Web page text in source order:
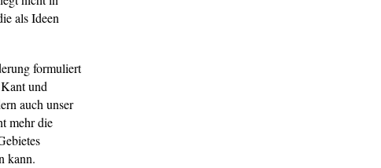
als Ideen
formuliert
und
auch unser
mehr die
kann.